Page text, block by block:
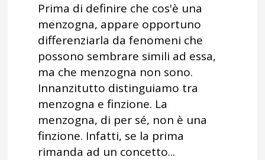
Prima di definire che cos'è una
menzogna, appare opportuno
differenziarla da fenomeni che
possono sembrare simili ad essa,
ma che menzogna non sono.
Innanzitutto distinguiamo tra
menzogna e finzione. La
menzogna, di per sé, non è una
finzione. Infatti, se la prima
rimanda ad un concetto...